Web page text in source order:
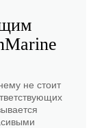
не стоит